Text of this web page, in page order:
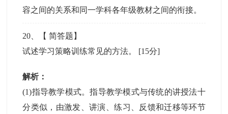
容之间的关系和同一学科各年级教材之间的衔接。
20 、【简答题 】
试述学习策略训练常见的方法。 [15分]
解析：
(1)指导教学模式。指导教学模式与传统的讲授法十
分类似，由激发、讲演、练习、反馈和迁移等环节